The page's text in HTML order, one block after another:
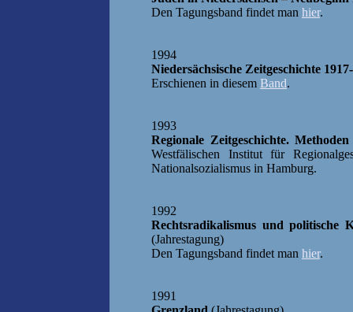
Den Tagungsband findet man hier.
1994
Niedersächsische Zeitgeschichte
Erschienen in diesem Band.
1993
Regionale Zeitgeschichte.
Westfälischen Institut für
Nationalsozialismus in Hamburg.
1992
Rechtsradikalismus und politische
(Jahrestagung)
Den Tagungsband findet man hier.
1991